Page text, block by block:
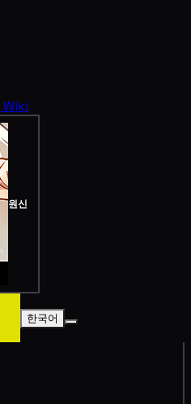
Wiki
원신
한국어